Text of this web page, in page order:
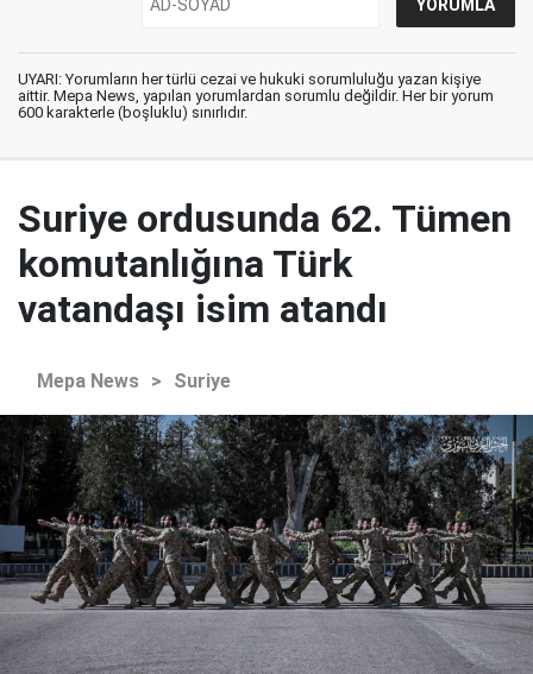
UYARI: Yorumların her türlü cezai ve hukuki sorumluluğu yazan kişiye
aittir. Mepa News, yapılan yorumlardan sorumlu değildir. Her bir yorum
600 karakterle (boşluklu) sınırlıdır.
Suriye ordusunda 62. Tümen
komutanlığına Türk
vatandaşı isim atandı
Mepa News > Suriye